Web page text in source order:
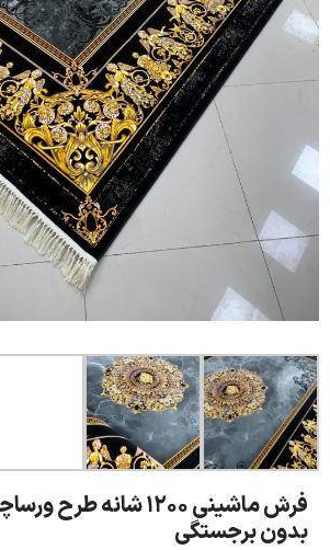
فرش ماشینی ۱۲۰۰ شانه
بدون برجستگی